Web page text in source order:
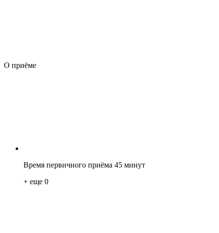
О приёме
Время первичного приёма 45 минут
+ еще 0